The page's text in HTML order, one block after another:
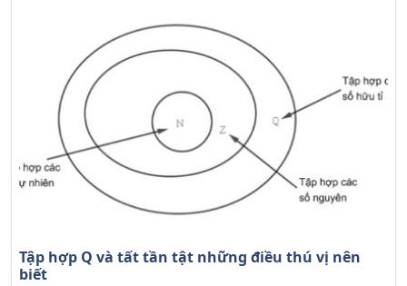
Tập hợp Q và tất tần tật những điều thú vị nên
biết